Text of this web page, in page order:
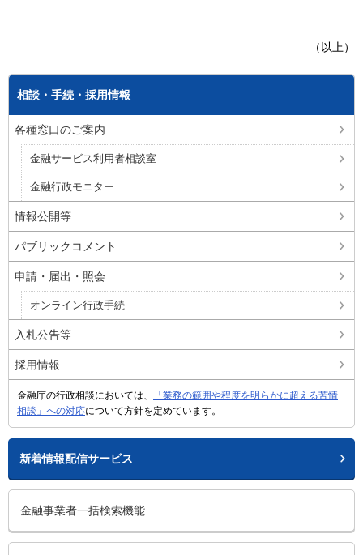
（以上）
相談・手続・採用情報
各種窓口のご案内
金融サービス利用者相談室
金融行政モニター
情報公開等
パブリックコメント
申請・届出・照会
オンライン行政手続
入札公告等
採用情報
金融庁の行政相談においては、
「業務の範囲や程度を明らかに超える苦情
相談」への対応について方針を定めています。
新着情報配信サービス
金融事業者一括検索機能